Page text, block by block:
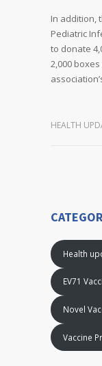
In addition,
Pediatric
to donate
2,000
HEALTH
Health
EV71
Novel
Vaccine